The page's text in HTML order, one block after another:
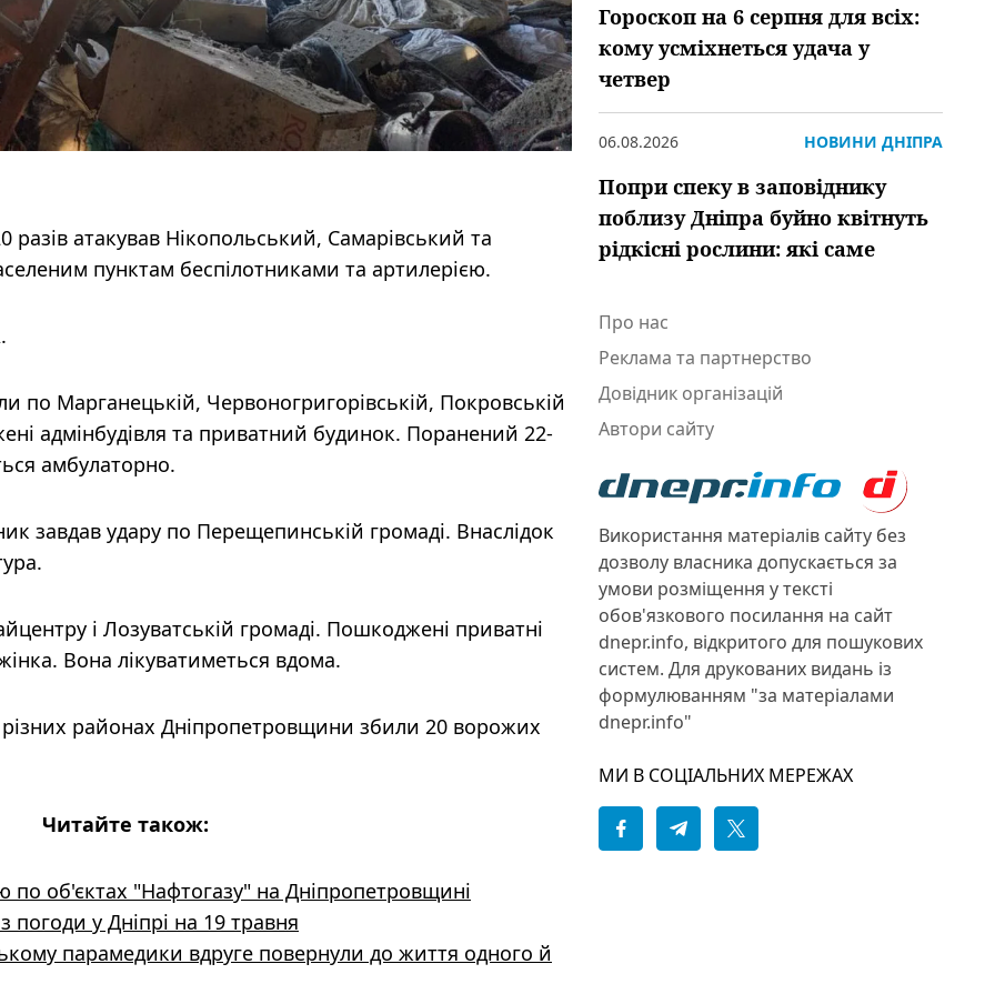
разів атакував Нікопольський, Самарівський та
пунктам беспілотниками та артилерією.
по Марганецькій, Червоногригорівській, Покровській
адмінбудівля та приватний будинок. Поранений 22-
амбулаторно.
завдав удару по Перещепинській громаді. Внаслідок
і Лозуватській громаді. Пошкоджені приватні
Вона лікуватиметься вдома.
різних районах Дніпропетровщини збили 20 ворожих
Читайте також:
по об'єктах "Нафтогазу" на Дніпропетровщині
погоди у Дніпрі на 19 травня
парамедики вдруге повернули до життя одного й
Гороскоп на 6 серпня для всіх:
кому усміхнеться удача у
четвер
06.08.2026 НОВИНИ ДНІПРА
Попри спеку в заповіднику
поблизу Дніпра буйно квітнуть
рідкісні рослини: які саме
Про нас
Реклама та партнерство
Довідник організацій
Автори сайту
Використання матеріалів сайту без
дозволу власника допускається за
умови розміщення у тексті
обов'язкового посилання на сайт
dnepr.info, відкритого для пошукових
систем. Для друкованих видань із
формулюванням "за матеріалами
dnepr.info"
МИ В СОЦІАЛЬНИХ МЕРЕЖАХ